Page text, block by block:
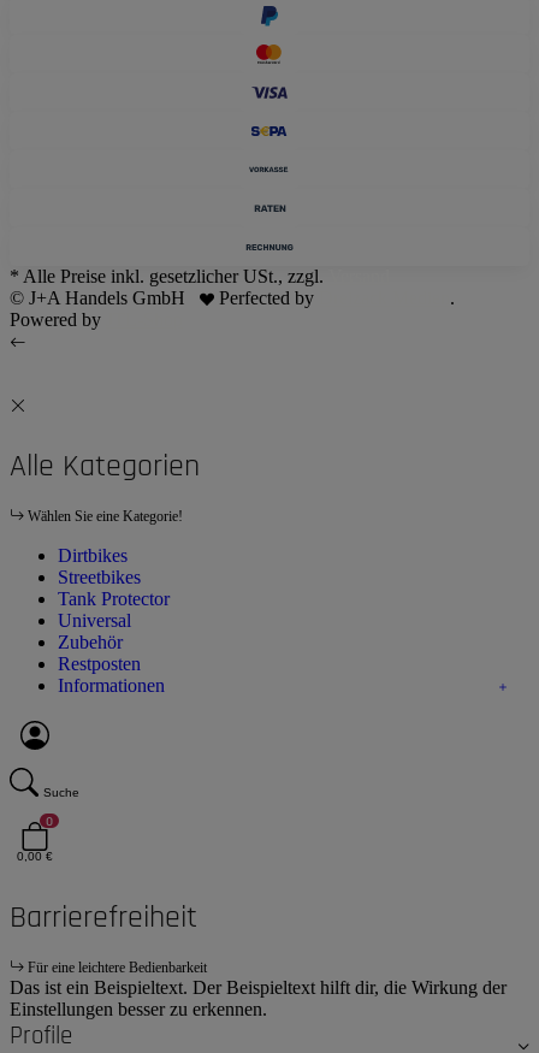
* Alle Preise inkl. gesetzlicher USt., zzgl.
© J+A Handels GmbH
Perfected by
.
Powered by
Alle Kategorien
Wählen Sie eine Kategorie!
Dirtbikes
Streetbikes
Tank Protector
Universal
Zubehör
Restposten
Informationen
Suche
0
0,00 €
Barrierefreiheit
Für eine leichtere Bedienbarkeit
Das ist ein Beispieltext. Der Beispieltext hilft dir, die Wirkung der
Einstellungen besser zu erkennen.
Profile